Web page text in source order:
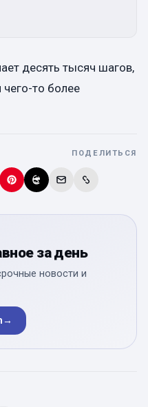
десять тысяч шагов,
то более
ПОДЕЛИТЬСЯ
за день
новости и
→